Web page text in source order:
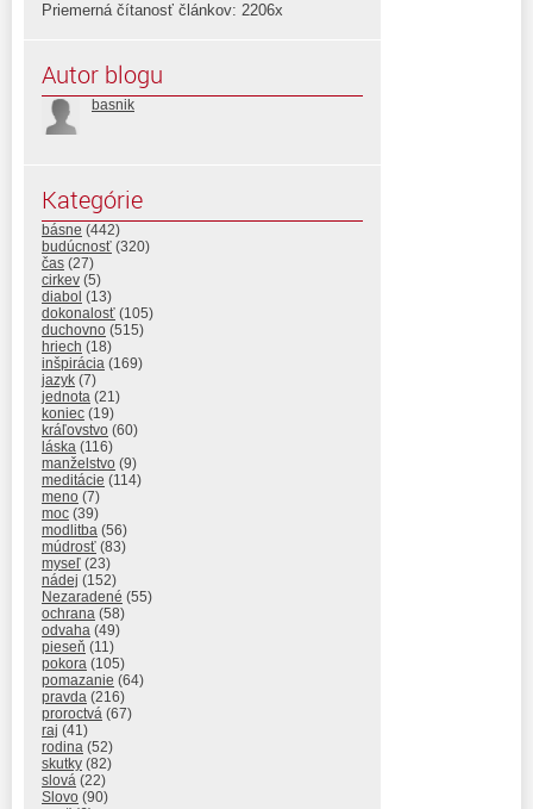
Priemerná čítanosť článkov: 2206x
Autor blogu
basnik
Kategórie
básne (442)
budúcnosť (320)
čas (27)
cirkev (5)
diabol (13)
dokonalosť (105)
duchovno (515)
hriech (18)
inšpirácia (169)
jazyk (7)
jednota (21)
koniec (19)
kráľovstvo (60)
láska (116)
manželstvo (9)
meditácie (114)
meno (7)
moc (39)
modlitba (56)
múdrosť (83)
myseľ (23)
nádej (152)
Nezaradené (55)
ochrana (58)
odvaha (49)
pieseň (11)
pokora (105)
pomazanie (64)
pravda (216)
proroctvá (67)
raj (41)
rodina (52)
skutky (82)
slová (22)
Slovo (90)